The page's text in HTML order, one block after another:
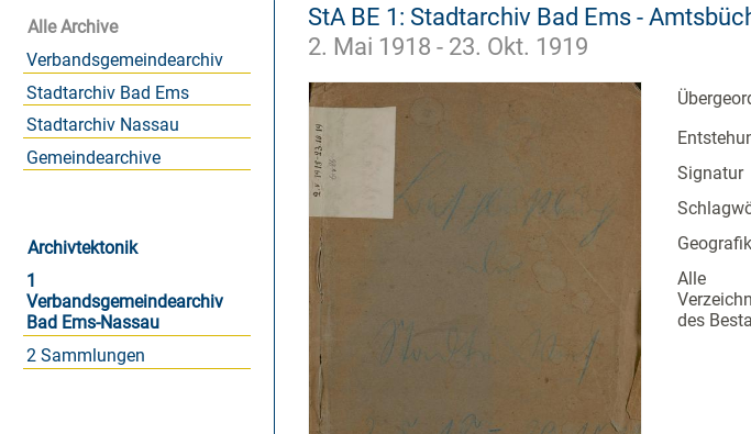
Alle Archive
Verbandsgemeindearchiv
Stadtarchiv Bad Ems
Stadtarchiv Nassau
Gemeindearchive
Archivtektonik
1
Verbandsgemeindearchiv
Bad Ems-Nassau
2 Sammlungen
StA BE 1: Stadtarchiv Bad Ems -
2. Mai 1918 - 23. Okt. 1919
Signatur
Alle
des